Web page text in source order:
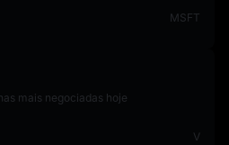
MSFT
mais negociadas hoje
V